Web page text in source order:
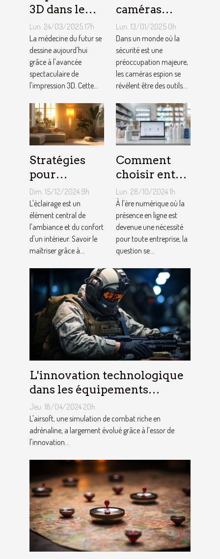
3D dans le
secteur
médical
progrès et
futurs usages
Lun. 24/03/2025 17h
La médecine du futur se
dessine aujourd'hui
grâce à l'avancée
spectaculaire de
l'impression 3D. Cette...
caméras
espion
peuvent
améliorer la
sécurité de
votre
Lun. 13/01/2025 0h
Dans un monde où la
sécurité est une
préoccupation majeure,
les caméras espion se
révèlent être des outils...
Stratégies
pour
optimiser
l'éclairage de
votre maison
avec des
lampadaires
Dim. 15/12/2024 9h
L'éclairage est un
élément central de
l'ambiance et du confort
d'un intérieur. Savoir le
maîtriser grâce à...
Comment
choisir entre
une boutique
en ligne et
un site
vitrine pour
votre activité
?
Lun. 28/10/2024 1h
À l'ère numérique où la
présence en ligne est
devenue une nécessité
pour toute entreprise, la
question se...
L'innovation technologique
dans les équipements
d'airsoft et son impact sur le
jeu
Jeu. 18/04/2024 20h
L'airsoft, une simulation de combat riche en
adrénaline, a largement évolué grâce à l'essor de
l'innovation...